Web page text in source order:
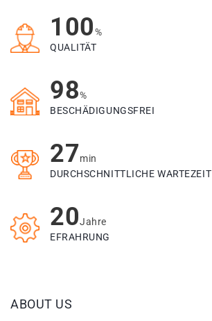
100%
QUALITÄT
98%
BESCHÄDIGUNGSFREI
27min
DURCHSCHNITTLICHE WARTEZEIT
20Jahre
EFRAHRUNG
ABOUT US